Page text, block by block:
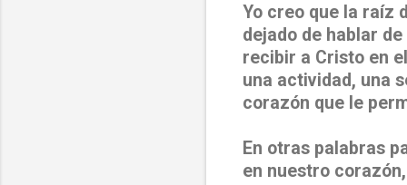
Yo creo que la raíz
dejado de hablar
recibir a Cristo en
una actividad, una
corazón que le
En otras palabras
en nuestro